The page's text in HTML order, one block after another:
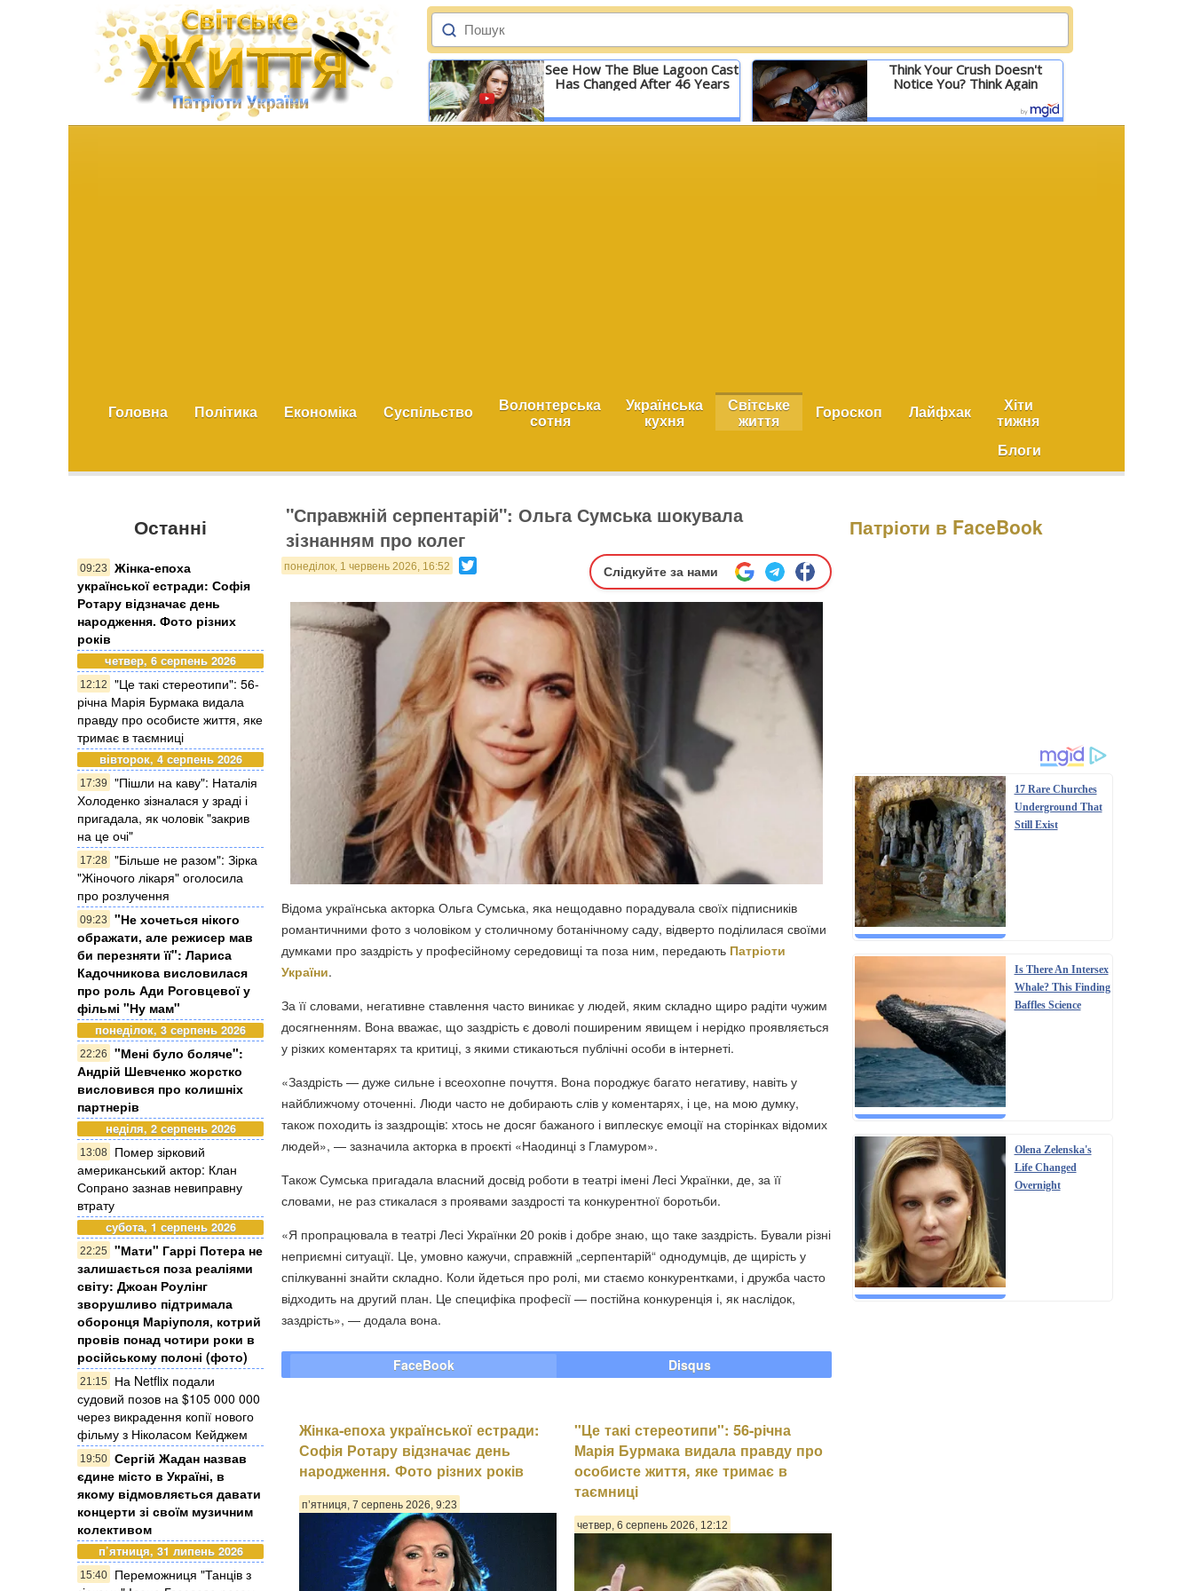
See How The Blue Lagoon Cast
Has Changed After 46 Years
Детальніше
Think Your Crush Doesn't
Notice You? Think Again
Детальніше
Головна Політика Економіка Суспільство Волонтерська
сотня
Українська
кухня
Світське
життя Гороскоп Лайфхак Хіти
тижня
Блоги
Останні
09:23
Жінка-епоха
української естради: Софія
Ротару відзначає день
народження. Фото різних
років
четвер, 6 серпень 2026
12:12
"Це такі стереотипи": 56-
річна Марія Бурмака видала
правду про особисте життя, яке
тримає в таємниці
вівторок, 4 серпень 2026
17:39
"Пішли на каву": Наталія
Холоденко зізналася у зраді і
пригадала, як чоловік "закрив
на це очі"
17:28 "Більше не разом": Зірка
"Жіночого лікаря" оголосила
про розлучення
09:23
"Не хочеться нікого
ображати, але режисер мав
би перезняти її": Лариса
Кадочникова висловилася
про роль Ади Роговцевої у
фільмі "Ну мам"
понеділок, 3 серпень 2026
22:26
"Мені було боляче":
Андрій Шевченко жорстко
висловився про колишніх
партнерів
неділя, 2 серпень 2026
13:08
Помер зірковий
американський актор: Клан
Сопрано зазнав невиправну
втрату
субота, 1 серпень 2026
22:25
"Мати" Гаррі Потера не
залишається поза реаліями
світу: Джоан Роулінг
зворушливо підтримала
оборонця Маріуполя, котрий
провів понад чотири роки в
російському полоні (фото)
21:15
На Netflix подали
судовий позов на $105 000 000
через викрадення копії нового
фільму з Ніколасом Кейджем
19:50 Сергій Жадан назвав
єдине місто в Україні, в
якому відмовляється давати
концерти зі своїм музичним
колективом
п’ятниця, 31 липень 2026
15:40
Переможниця "Танців з
"Справжній серпентарій": Ольга Сумська шокувала
зізнанням про колег
понеділок, 1 червень 2026, 16:52 Слідкуйте за нами
Відома українська акторка Ольга Сумська, яка нещодавно порадувала своїх підписників
романтичними фото з чоловіком у столичному ботанічному саду, відверто поділилася своїми
думками про заздрість у професійному середовищі та поза ним, передають Патріоти
України.
За її словами, негативне ставлення часто виникає у людей, яким складно щиро радіти чужим
досягненням. Вона вважає, що заздрість є доволі поширеним явищем і нерідко проявляється
у різких коментарях та критиці, з якими стикаються публічні особи в інтернеті.
«Заздрість — дуже сильне і всеохопне почуття. Вона породжує багато негативу, навіть у
найближчому оточенні. Люди часто не добирають слів у коментарях, і це, на мою думку,
також походить із заздрощів: хтось не досяг бажаного і виплескує емоції на сторінках відомих
людей», — зазначила акторка в проєкті «Наодинці з Гламуром».
Також Сумська пригадала власний досвід роботи в театрі імені Лесі Українки, де, за її
словами, не раз стикалася з проявами заздрості та конкурентної боротьби.
«Я пропрацювала в театрі Лесі Українки 20 років і добре знаю, що таке заздрість. Бували різні
неприємні ситуації. Це, умовно кажучи, справжній „серпентарій“ однодумців, де щирість у
спілкуванні знайти складно. Коли йдеться про ролі, ми стаємо конкурентками, і дружба часто
відходить на другий план. Це специфіка професії — постійна конкуренція і, як наслідок,
заздрість», — додала вона.
FaceBook Disqus
Жінка-епоха української естради:
Софія Ротару відзначає день
народження. Фото різних років
п’ятниця, 7 серпень 2026, 9:23
"Це такі стереотипи": 56-річна
Марія Бурмака видала правду про
особисте життя, яке тримає в
таємниці
четвер, 6 серпень 2026, 12:12
Патріоти в FaceBook
17 Rare Churches
Underground That
Still Exist
Is There An Intersex
Whale? This Finding
Baffles Science
Olena Zelenska's
Life Changed
Overnight